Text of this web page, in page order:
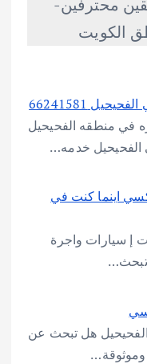
محترفين-
الكويت
66241581
في منطقه الفحيحيل
الفحيحيل خدمه…
اينما كنت في
إ سيارات واجرة
تبحث…
هل تبحث عن